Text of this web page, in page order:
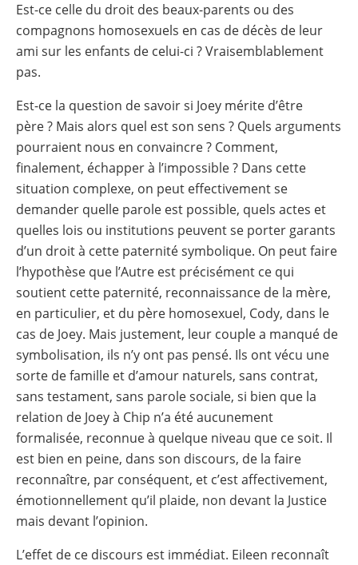
Est-ce celle du droit des beaux-parents ou des
compagnons homosexuels en cas de décès de leur
ami sur les enfants de celui-ci ? Vraisemblablement
pas.
Est-ce la question de savoir si Joey mérite d’être
père ? Mais alors quel est son sens ? Quels arguments
pourraient nous en convaincre ? Comment,
finalement, échapper à l’impossible ? Dans cette
situation complexe, on peut effectivement se
demander quelle parole est possible, quels actes et
quelles lois ou institutions peuvent se porter garants
d’un droit à cette paternité symbolique. On peut faire
l’hypothèse que l’Autre est précisément ce qui
soutient cette paternité, reconnaissance de la mère,
en particulier, et du père homosexuel, Cody, dans le
cas de Joey. Mais justement, leur couple a manqué de
symbolisation, ils n’y ont pas pensé. Ils ont vécu une
sorte de famille et d’amour naturels, sans contrat,
sans testament, sans parole sociale, si bien que la
relation de Joey à Chip n’a été aucunement
formalisée, reconnue à quelque niveau que ce soit. Il
est bien en peine, dans son discours, de la faire
reconnaître, par conséquent, et c’est affectivement,
émotionnellement qu’il plaide, non devant la Justice
mais devant l’opinion.
L’effet de ce discours est immédiat. Eileen reconnaît